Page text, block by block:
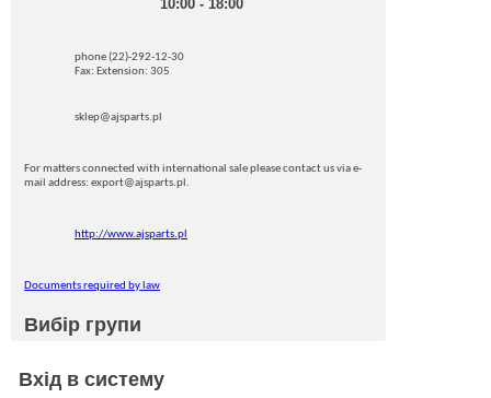
10:00 - 18:00
phone (22)-292-12-30
Fax: Extension: 305
sklep@ajsparts.pl
For matters connected with international sale please contact us via e-
mail address: export@ajsparts.pl.
http://www.ajsparts.pl
Documents required by law
Вибір групи
Вхід в систему